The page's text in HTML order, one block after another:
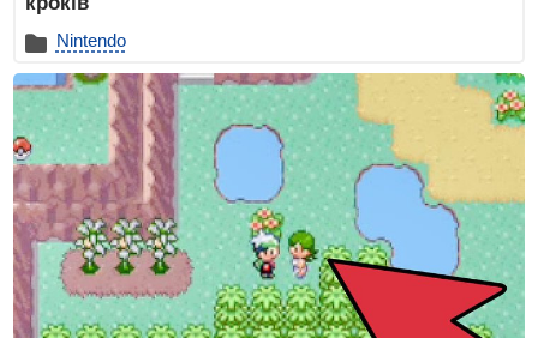
Nintendo